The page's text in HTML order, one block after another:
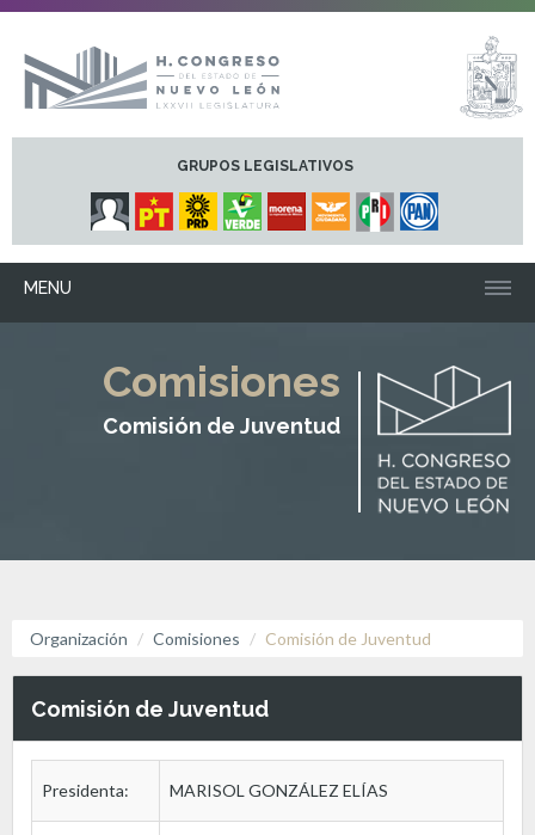
GRUPOS LEGISLATIVOS
MENU
Comisiones
Comisión de Juventud
Organización Comisiones Comisión de Juventud
Comisión de Juventud
Presidenta: MARISOL GONZÁLEZ ELÍAS